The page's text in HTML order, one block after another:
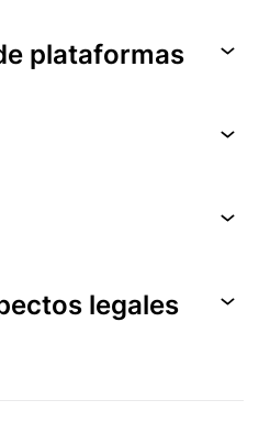
plataformas
legales